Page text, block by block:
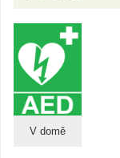
V domě